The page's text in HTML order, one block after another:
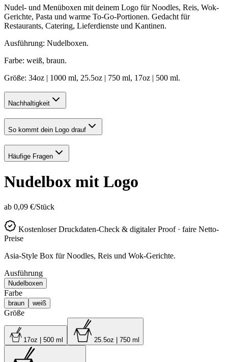
Nudel- und Menüboxen mit deinem Logo für Noodles, Reis, Wok-
Gerichte, Pasta und warme To-Go-Portionen. Gedacht für
Restaurants, Catering, Lieferdienste und Kantinen.
Ausführung: Nudelboxen.
Farbe: weiß, braun.
Größe: 34oz | 1000 ml, 25.5oz | 750 ml, 17oz | 500 ml.
Nachhaltigkeit
So kommt dein Logo drauf
Häufige Fragen
Nudelbox mit Logo
ab 0,09 €/Stück
Kostenloser Druckdaten-Check & digitaler Proof · faire Netto-
Preise
Asia-Style Box für Noodles, Reis und Wok-Gerichte.
Ausführung
Nudelboxen
Farbe
braun weiß
Größe
17oz | 500 ml 25.5oz | 750 ml